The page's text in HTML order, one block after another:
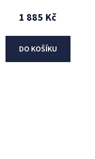
1 885 Kč
DO KOŠÍKU